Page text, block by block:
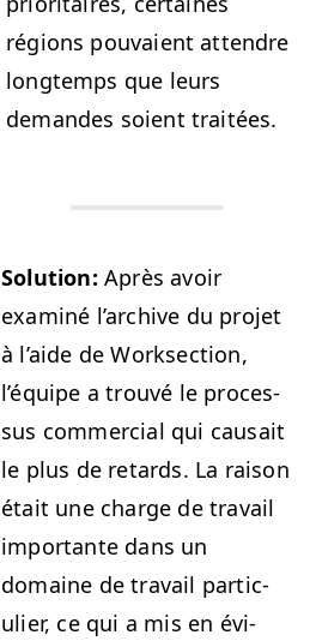
régions pou­vaient atten­dre
longtemps que leurs
deman­des soient traitées.
Solu­tion: Après avoir
exam­iné l’archive du pro­jet
à l’aide de Work­sec­tion,
l’équipe a trou­vé le proces­
sus com­mer­cial qui cau­sait
le plus de retards. La rai­son
était une charge de tra­vail
impor­tante dans un
domaine de tra­vail par­ti­c­
uli­er, ce qui a mis en évi­